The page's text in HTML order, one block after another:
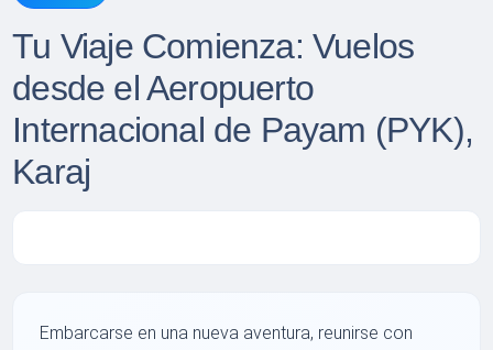
Tu Viaje Comienza: Vuelos
desde el Aeropuerto
Internacional de Payam (PYK),
Karaj
Embarcarse en una nueva aventura, reunirse con